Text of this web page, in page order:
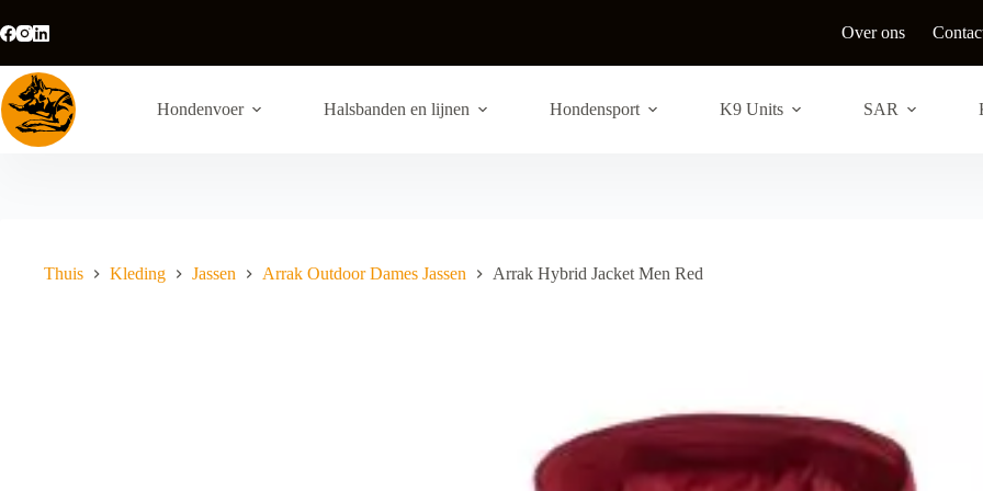
naar
de
inhoud
Over ons
Hondenvoer Halsbanden en lijnen Hondensport K9 Units SAR
Thuis Kleding Jassen Arrak Outdoor Dames Jassen Arrak Hybrid Jacket Men Red